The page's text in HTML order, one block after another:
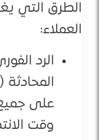
الطرق التي
العملاء:
الرد
على جميع
وقت